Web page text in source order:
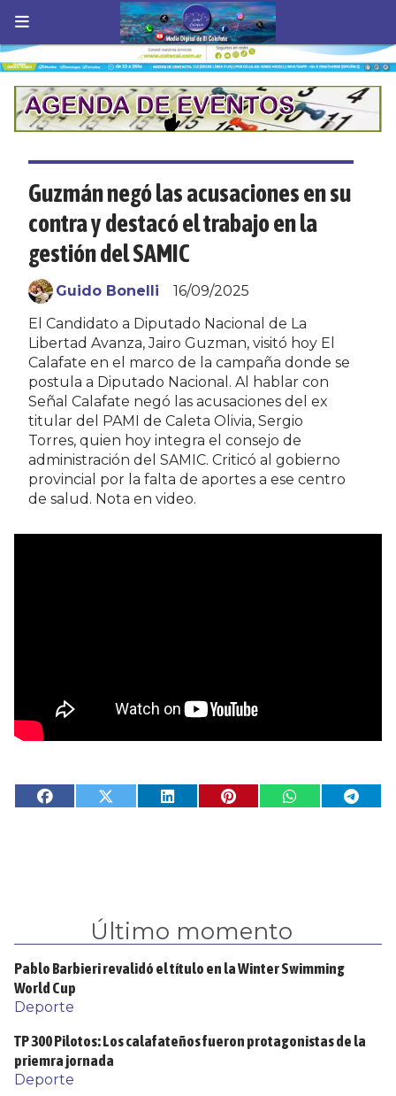
Guzmán negó las acusaciones en su
contra y destacó el trabajo en la
gestión del SAMIC
El Candidato a Diputado Nacional de La
Libertad Avanza, Jairo Guzman, visitó hoy El
Calafate en el marco de la campaña donde se
postula a Diputado Nacional. Al hablar con
Señal Calafate negó las acusaciones del ex
titular del PAMI de Caleta Olivia, Sergio
Torres, quien hoy integra el consejo de
administración del SAMIC. Criticó al gobierno
provincial por la falta de aportes a ese centro
de salud. Nota en video.
16/09/2025
Guido Bonelli
Último momento
Pablo Barbieri revalidó el título en la Winter Swimming
World Cup
Deporte
TP 300 Pilotos: Los calafateños fueron protagonistas de la
priemra jornada
Deporte